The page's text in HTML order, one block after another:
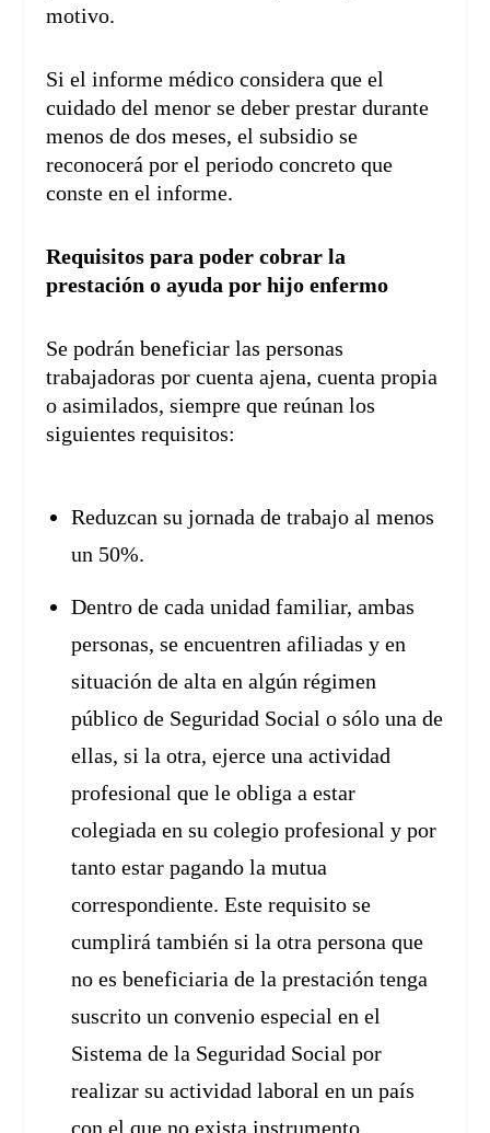
motivo.
Si el informe médico considera que el
cuidado del menor se deber prestar durante
menos de dos meses, el subsidio se
reconocerá por el periodo concreto que
conste en el informe.
Requisitos para poder cobrar la
prestación o ayuda por hijo enfermo
Se podrán beneficiar las personas
trabajadoras por cuenta ajena, cuenta propia
o asimilados, siempre que reúnan los
siguientes requisitos:
Reduzcan su jornada de trabajo al menos
un 50%.
Dentro de cada unidad familiar, ambas
personas, se encuentren afiliadas y en
situación de alta en algún régimen
público de Seguridad Social o sólo una de
ellas, si la otra, ejerce una actividad
profesional que le obliga a estar
colegiada en su colegio profesional y por
tanto estar pagando la mutua
correspondiente. Este requisito se
cumplirá también si la otra persona que
no es beneficiaria de la prestación tenga
suscrito un convenio especial en el
Sistema de la Seguridad Social por
realizar su actividad laboral en un país
con el que no exista instrumento